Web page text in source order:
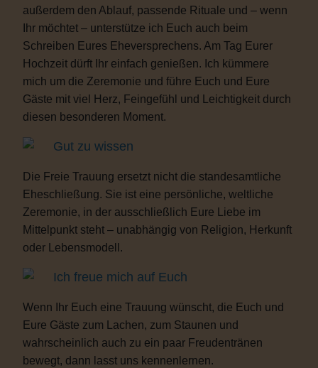
außerdem den Ablauf, passende Rituale und – wenn
Ihr möchtet – unterstütze ich Euch auch beim
Schreiben Eures Eheversprechens. Am Tag Eurer
Hochzeit dürft Ihr einfach genießen. Ich kümmere
mich um die Zeremonie und führe Euch und Eure
Gäste mit viel Herz, Feingefühl und Leichtigkeit durch
diesen besonderen Moment.
Gut zu wissen
Die Freie Trauung ersetzt nicht die standesamtliche
Eheschließung. Sie ist eine persönliche, weltliche
Zeremonie, in der ausschließlich Eure Liebe im
Mittelpunkt steht – unabhängig von Religion, Herkunft
oder Lebensmodell.
Ich freue mich auf Euch
Wenn Ihr Euch eine Trauung wünscht, die Euch und
Eure Gäste zum Lachen, zum Staunen und
wahrscheinlich auch zu ein paar Freudentränen
bewegt, dann lasst uns kennenlernen.